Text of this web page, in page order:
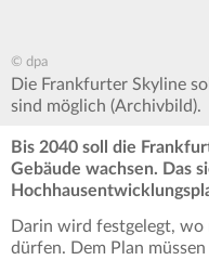
© dpa
Die Frankfurter Skyline
sind möglich (Archivbild).
Bis 2040 soll die
Gebäude wachsen. Das
Darin wird festgelegt,
dürfen. Dem Plan